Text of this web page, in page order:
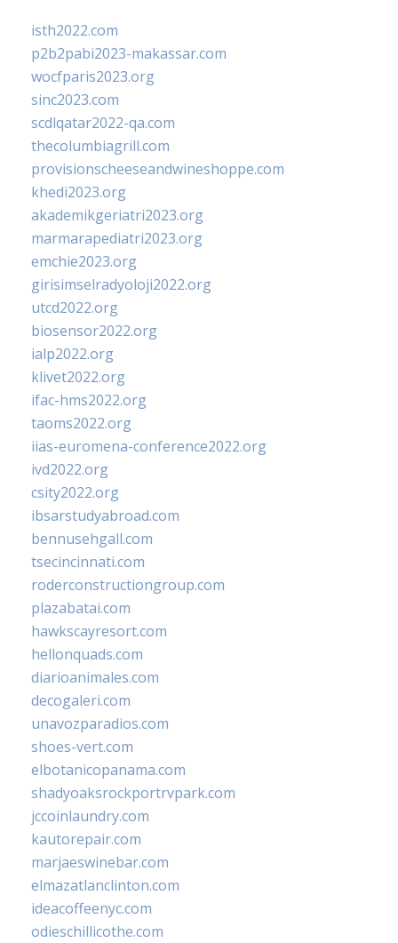
isth2022.com
p2b2pabi2023-makassar.com
wocfparis2023.org
sinc2023.com
scdlqatar2022-qa.com
thecolumbiagrill.com
provisionscheeseandwineshoppe.com
khedi2023.org
akademikgeriatri2023.org
marmarapediatri2023.org
emchie2023.org
girisimselradyoloji2022.org
utcd2022.org
biosensor2022.org
ialp2022.org
klivet2022.org
ifac-hms2022.org
taoms2022.org
iias-euromena-conference2022.org
ivd2022.org
csity2022.org
ibsarstudyabroad.com
bennusehgall.com
tsecincinnati.com
roderconstructiongroup.com
plazabatai.com
hawkscayresort.com
hellonquads.com
diarioanimales.com
decogaleri.com
unavozparadios.com
shoes-vert.com
elbotanicopanama.com
shadyoaksrockportrvpark.com
jccoinlaundry.com
kautorepair.com
marjaeswinebar.com
elmazatlanclinton.com
ideacoffeenyc.com
odieschillicothe.com